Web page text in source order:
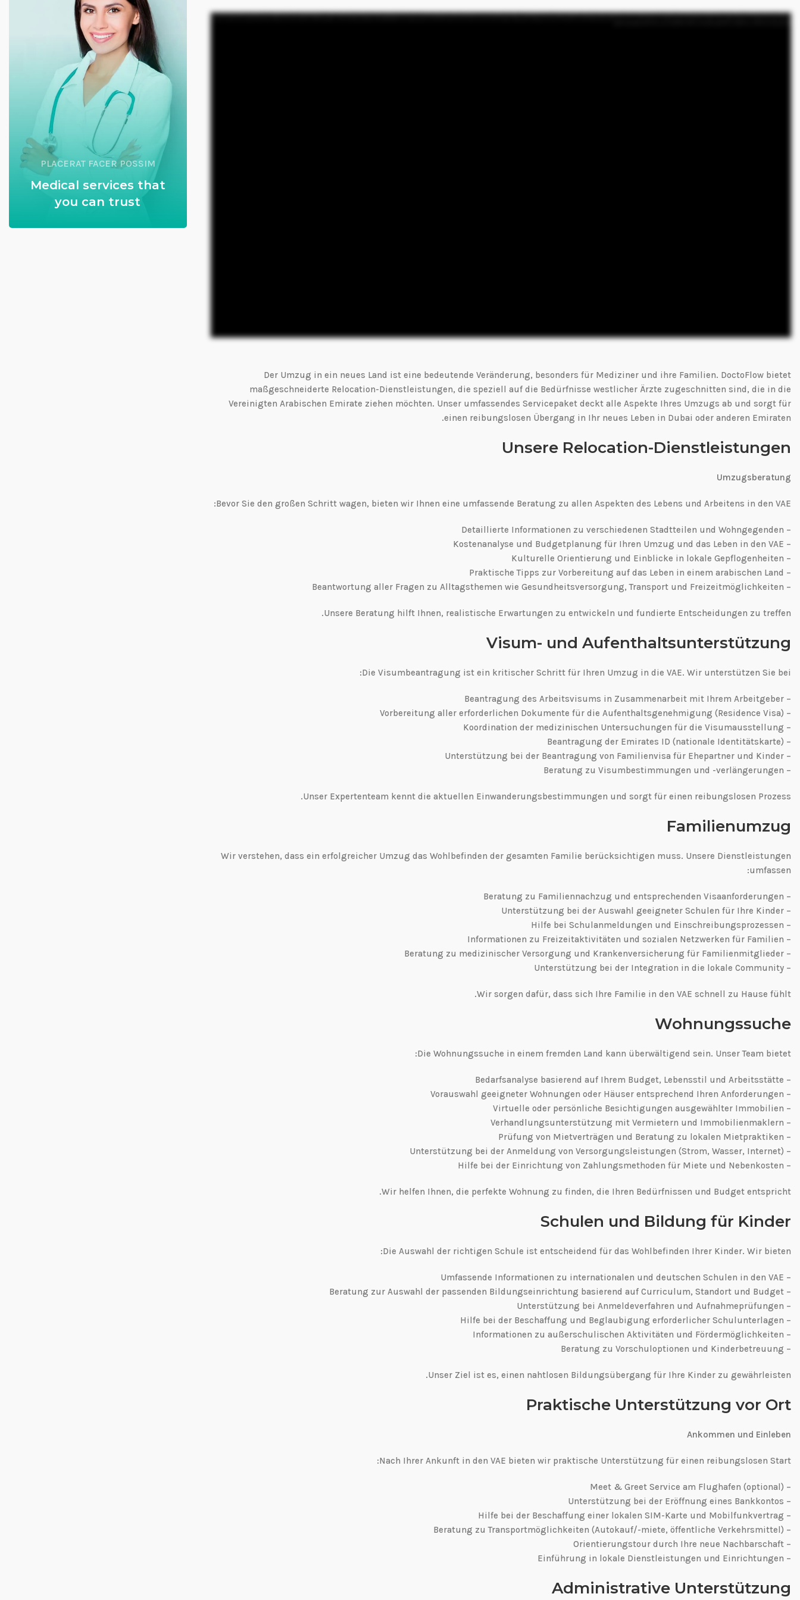
في الواقع، وجدت الشركة على الإنترنت بينما كنت أبحث عن بعض المعلومات حول انتقالنا إلى دبي. كان الأمر في غاية البساطة. لقد وضعت معلوماتهم على واتساب وفي غضون دقائق قليلة، تلقيت رداً. ومنذ تلك اللحظة فصاعداً، سار كل شيء بسلاسة تامة. كانت عملية الانتقال بأكملها بسيطة ومنظمة بشكل جيد. شعرت دائماً بالدعم الكامل. كان كل شيء شفافاً وسريعاً واحترافياً. ما أقدره حقاً هو أنهم كانوا يهتمون دائماً بالأشياء الصغيرة بدءاً من العثور على أفضل شقة ومساعدتي على
Der Umzug in ein neues Land ist eine bedeutende Veränderung, besonders für Mediziner und ihre Familien. DoctoFlow bietet
maßgeschneiderte Relocation-Dienstleistungen, die speziell auf die Bedürfnisse westlicher Ärzte zugeschnitten sind, die in die
Vereinigten Arabischen Emirate ziehen möchten. Unser umfassendes Servicepaket deckt alle Aspekte Ihres Umzugs ab und sorgt für
einen reibungslosen Übergang in Ihr neues Leben in Dubai oder anderen Emiraten.
Unsere Relocation-Dienstleistungen
Umzugsberatung
Bevor Sie den großen Schritt wagen, bieten wir Ihnen eine umfassende Beratung zu allen Aspekten des Lebens und Arbeitens in den VAE:
– Detaillierte Informationen zu verschiedenen Stadtteilen und Wohngegenden
– Kostenanalyse und Budgetplanung für Ihren Umzug und das Leben in den VAE
– Kulturelle Orientierung und Einblicke in lokale Gepflogenheiten
– Praktische Tipps zur Vorbereitung auf das Leben in einem arabischen Land
– Beantwortung aller Fragen zu Alltagsthemen wie Gesundheitsversorgung, Transport und Freizeitmöglichkeiten
Unsere Beratung hilft Ihnen, realistische Erwartungen zu entwickeln und fundierte Entscheidungen zu treffen.
Visum- und Aufenthaltsunterstützung
Die Visumbeantragung ist ein kritischer Schritt für Ihren Umzug in die VAE. Wir unterstützen Sie bei:
– Beantragung des Arbeitsvisums in Zusammenarbeit mit Ihrem Arbeitgeber
– Vorbereitung aller erforderlichen Dokumente für die Aufenthaltsgenehmigung (Residence Visa)
– Koordination der medizinischen Untersuchungen für die Visumausstellung
– Beantragung der Emirates ID (nationale Identitätskarte)
– Unterstützung bei der Beantragung von Familienvisa für Ehepartner und Kinder
– Beratung zu Visumbestimmungen und -verlängerungen
Unser Expertenteam kennt die aktuellen Einwanderungsbestimmungen und sorgt für einen reibungslosen Prozess.
Familienumzug
Wir verstehen, dass ein erfolgreicher Umzug das Wohlbefinden der gesamten Familie berücksichtigen muss. Unsere Dienstleistungen
umfassen:
– Beratung zu Familiennachzug und entsprechenden Visaanforderungen
– Unterstützung bei der Auswahl geeigneter Schulen für Ihre Kinder
– Hilfe bei Schulanmeldungen und Einschreibungsprozessen
– Informationen zu Freizeitaktivitäten und sozialen Netzwerken für Familien
– Beratung zu medizinischer Versorgung und Krankenversicherung für Familienmitglieder
– Unterstützung bei der Integration in die lokale Community
Wir sorgen dafür, dass sich Ihre Familie in den VAE schnell zu Hause fühlt.
Wohnungssuche
Die Wohnungssuche in einem fremden Land kann überwältigend sein. Unser Team bietet:
– Bedarfsanalyse basierend auf Ihrem Budget, Lebensstil und Arbeitsstätte
– Vorauswahl geeigneter Wohnungen oder Häuser entsprechend Ihren Anforderungen
– Virtuelle oder persönliche Besichtigungen ausgewählter Immobilien
– Verhandlungsunterstützung mit Vermietern und Immobilienmaklern
– Prüfung von Mietverträgen und Beratung zu lokalen Mietpraktiken
– Unterstützung bei der Anmeldung von Versorgungsleistungen (Strom, Wasser, Internet)
– Hilfe bei der Einrichtung von Zahlungsmethoden für Miete und Nebenkosten
Wir helfen Ihnen, die perfekte Wohnung zu finden, die Ihren Bedürfnissen und Budget entspricht.
Schulen und Bildung für Kinder
Die Auswahl der richtigen Schule ist entscheidend für das Wohlbefinden Ihrer Kinder. Wir bieten:
– Umfassende Informationen zu internationalen und deutschen Schulen in den VAE
– Beratung zur Auswahl der passenden Bildungseinrichtung basierend auf Curriculum, Standort und Budget
– Unterstützung bei Anmeldeverfahren und Aufnahmeprüfungen
– Hilfe bei der Beschaffung und Beglaubigung erforderlicher Schulunterlagen
– Informationen zu außerschulischen Aktivitäten und Fördermöglichkeiten
– Beratung zu Vorschuloptionen und Kinderbetreuung
Unser Ziel ist es, einen nahtlosen Bildungsübergang für Ihre Kinder zu gewährleisten.
Praktische Unterstützung vor Ort
Ankommen und Einleben
Nach Ihrer Ankunft in den VAE bieten wir praktische Unterstützung für einen reibungslosen Start:
– Meet & Greet Service am Flughafen (optional)
– Unterstützung bei der Eröffnung eines Bankkontos
– Hilfe bei der Beschaffung einer lokalen SIM-Karte und Mobilfunkvertrag
– Beratung zu Transportmöglichkeiten (Autokauf/-miete, öffentliche Verkehrsmittel)
– Orientierungstour durch Ihre neue Nachbarschaft
– Einführung in lokale Dienstleistungen und Einrichtungen
Administrative Unterstützung
PLACERAT FACER POSSIM
Medical services that
you can trust